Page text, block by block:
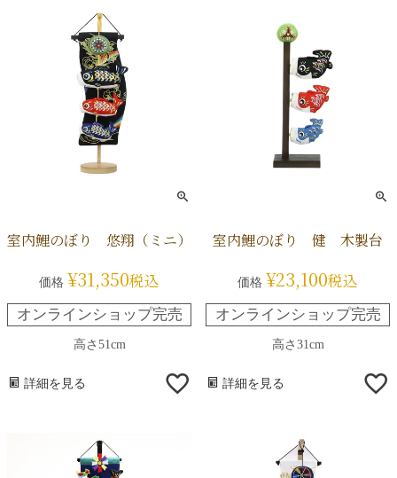
室内鯉のぼり 悠翔（ミニ）
価格 ¥31,350税込
オンラインショップ完売
高さ51cm
詳細を見る
室内鯉のぼり 健 木製台
価格 ¥23,100税込
オンラインショップ完売
高さ31cm
詳細を見る